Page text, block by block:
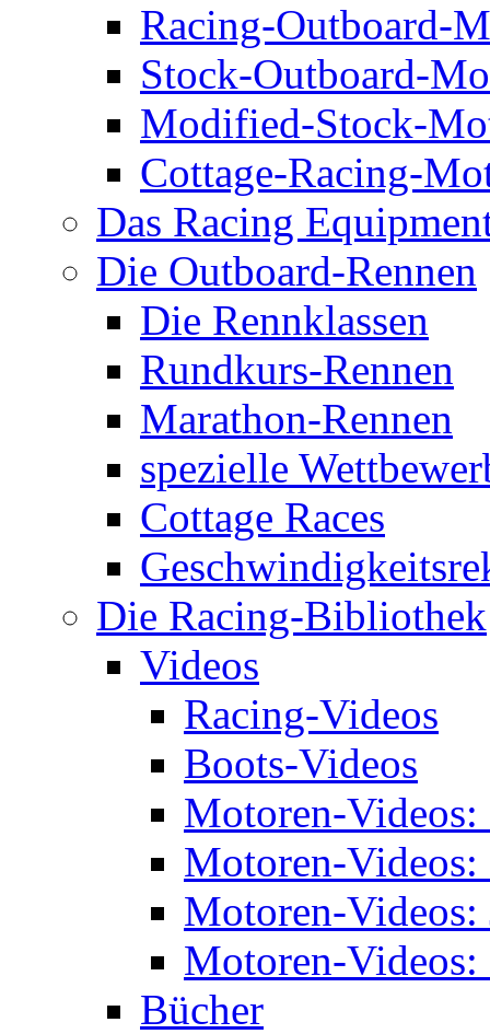
Racing-Outboard-
Stock-Outboard-
Modified-Stock-
Cottage-Racing-
Das Racing
Die Outboard-Rennen
Die Rennklassen
Rundkurs-Rennen
Marathon-Rennen
spezielle
Cottage Races
Die Racing-Bibliothek
Videos
Racing-Videos
Boots-Videos
Motoren-
Motoren-
Motoren-Videos:
Motoren-Videos:
Bücher